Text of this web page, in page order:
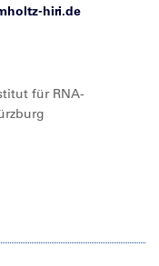
hiri.de
für RNA-